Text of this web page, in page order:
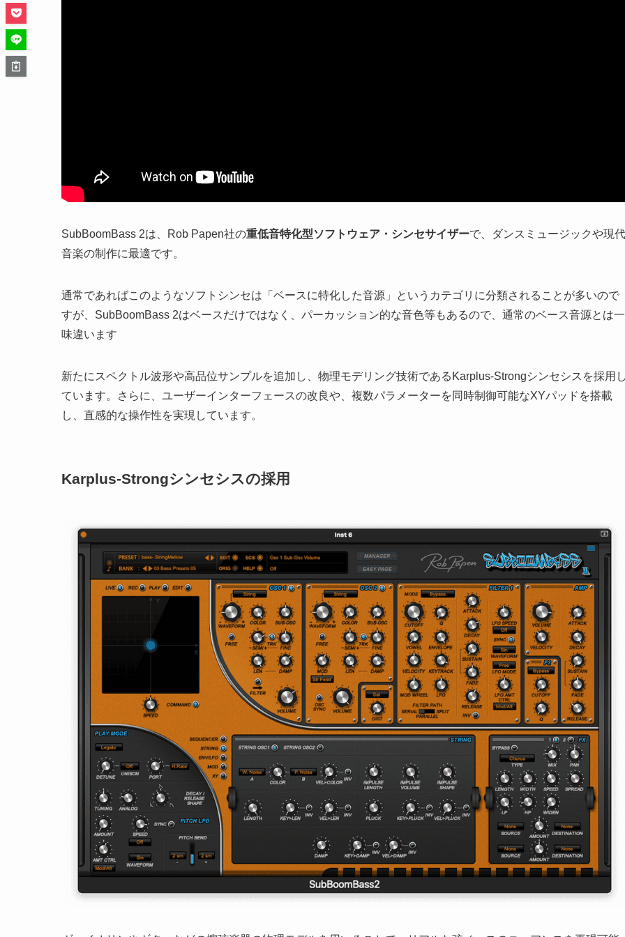
SubBoomBass 2は、Rob Papen社の重低音特化型ソフトウェア・シンセサイザーで、ダンスミュージックや現代
音楽の制作に最適です。
通常であればこのようなソフトシンセは「ベースに特化した音源」というカテゴリに分類されることが多いので
すが、SubBoomBass 2はベースだけではなく、パーカッション的な音色等もあるので、通常のベース音源とは一
味違います
新たにスペクトル波形や高品位サンプルを追加し、物理モデリング技術であるKarplus-Strongシンセシスを採用
ています。さらに、ユーザーインターフェースの改良や、複数パラメーターを同時制御可能なXYパッドを搭載
し、直感的な操作性を実現しています。
Karplus-Strongシンセシスの採用